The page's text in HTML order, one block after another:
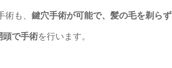
も、 鍵穴手術が可能で、髪の毛を剃らず
頭で手術を行います。